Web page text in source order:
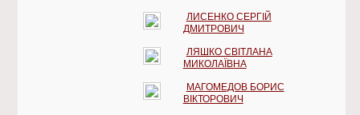
ЛИСЕНКО СЕРГІЙ
ДМИТРОВИЧ
ЛЯШКО СВІТЛАНА
МИКОЛАЇВНА
МАГОМЕДОВ БОРИС
ВІКТОРОВИЧ